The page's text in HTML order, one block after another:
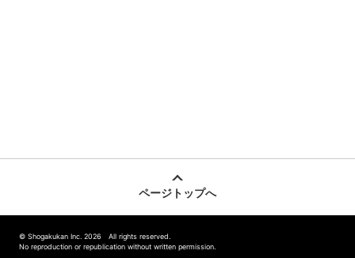
ページトップへ
© Shogakukan Inc. 2026 All rights reserved.
No reproduction or republication without written permission.